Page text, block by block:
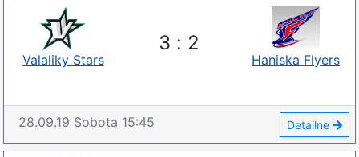
3 : 2
Valaliky Stars Haniska Flyers
28.09.19 Sobota 15:45 Detailne